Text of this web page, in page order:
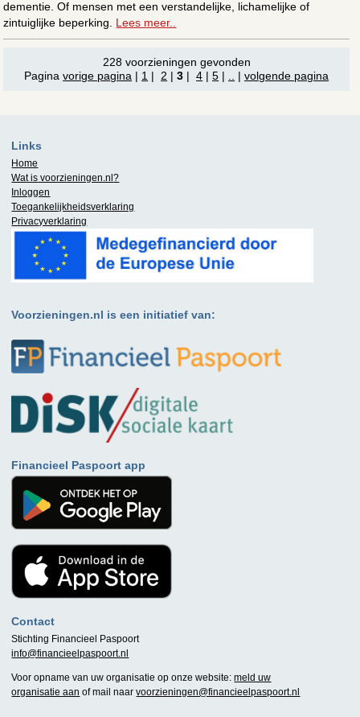
dementie. Of mensen met een verstandelijke, lichamelijke of
zintuiglijke beperking. Lees meer..
228 voorzieningen gevonden
Pagina vorige pagina | 1 | 2 |3 | 4 |5 | |volgende pagina
Links
Home
Wat is voorzieningen.nl?
Inloggen
Toegankelijkheidsverklaring
Privacyverklaring
Voorzieningen.nl is een initiatief van:
Financieel Paspoort app
Contact
Stichting Financieel Paspoort
info@financieelpaspoort.nl
Voor opname van uw organisatie op onze website:meld uw
organisatie aan of mail naarvoorzieningen@financieelpaspoort.nl